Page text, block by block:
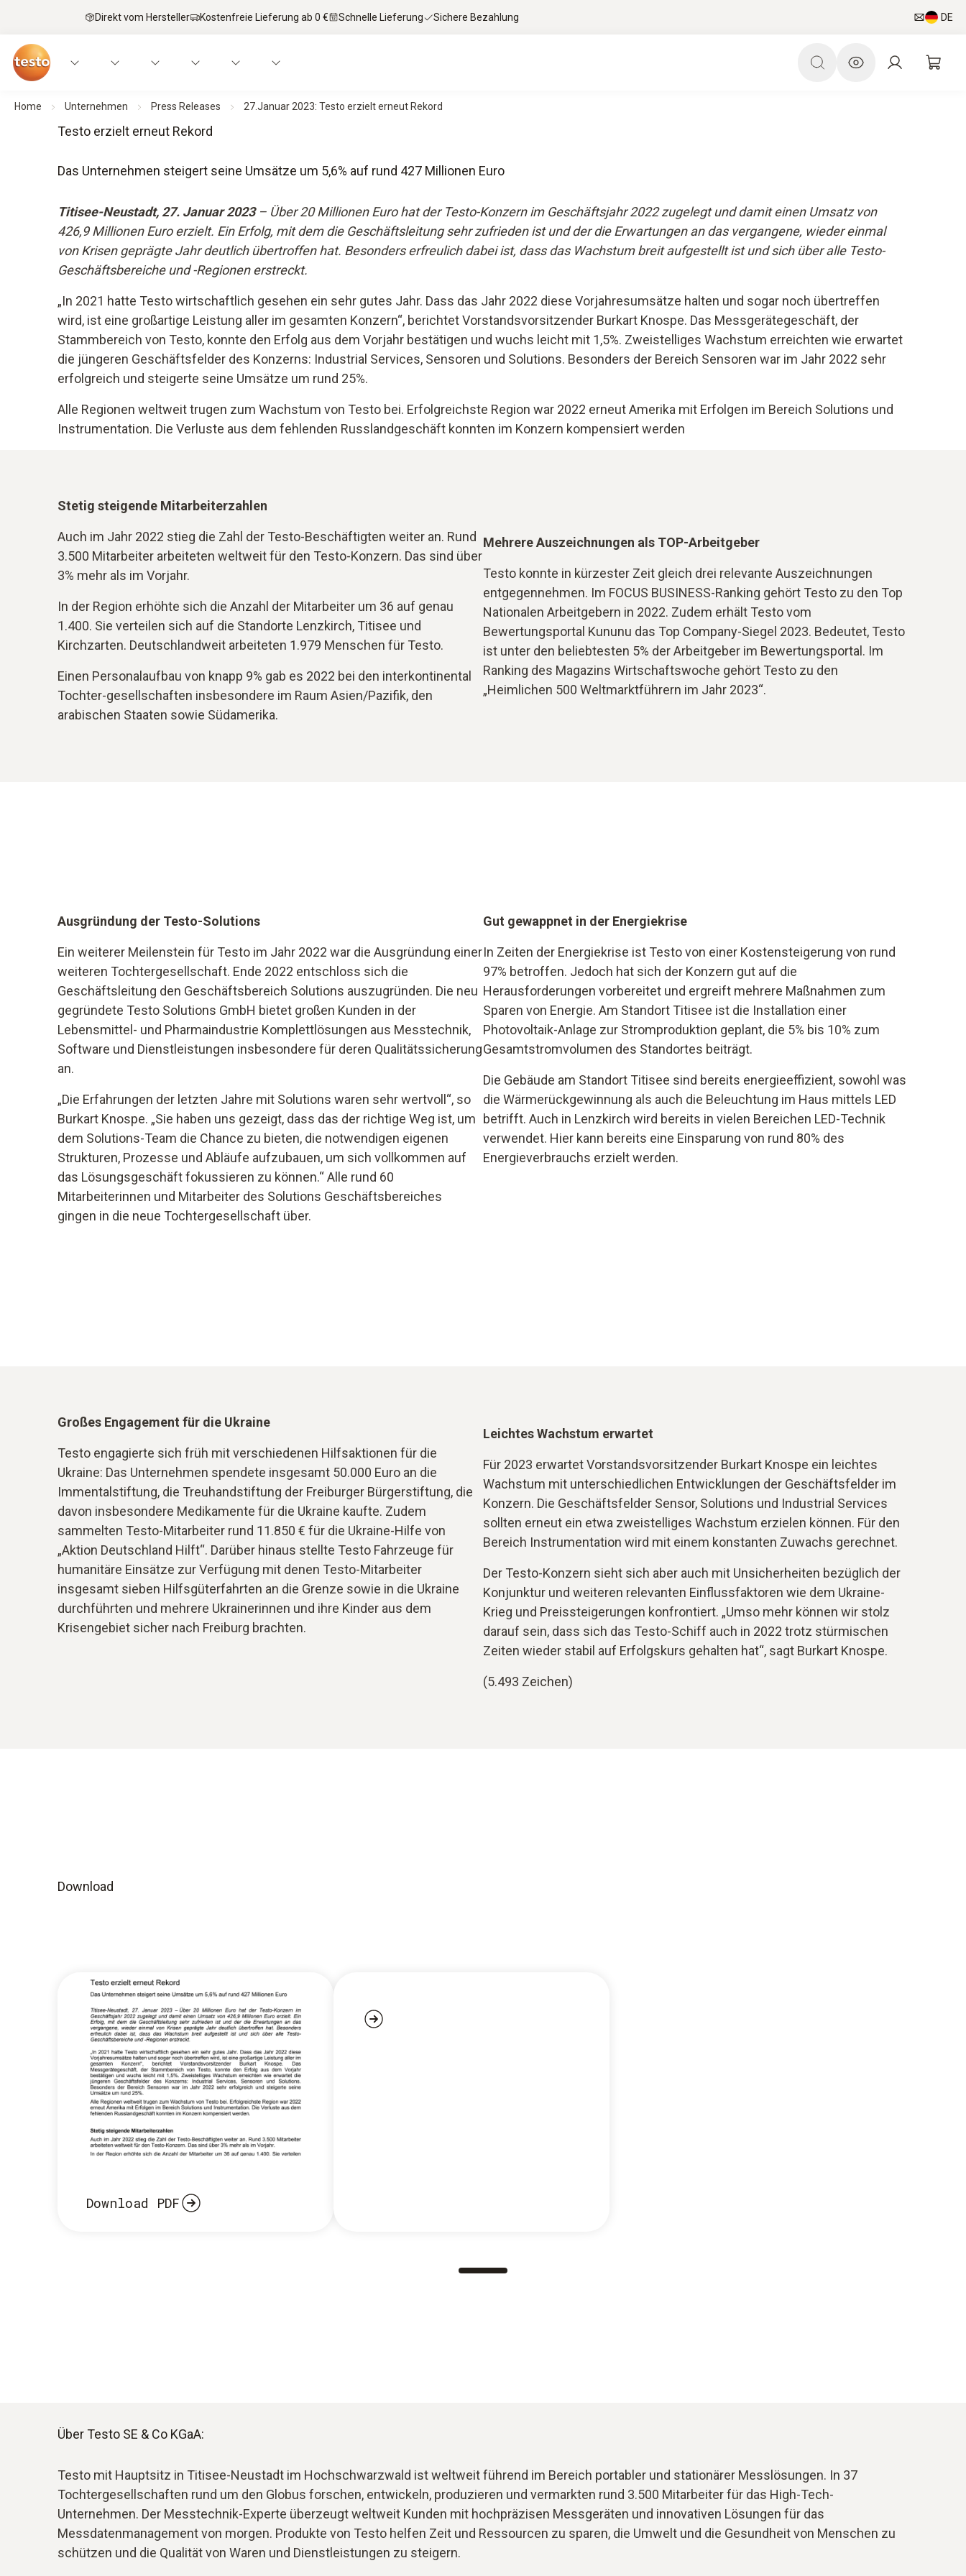
Direkt vom Hersteller Kostenfreie Lieferung ab 0 € Schnelle Lieferung Sichere Bezahlung DE
Home Unternehmen Press Releases 27.Januar 2023: Testo erzielt erneut Rekord
Testo erzielt erneut Rekord
Das Unternehmen steigert seine Umsätze um 5,6% auf rund 427 Millionen Euro
Titisee-Neustadt, 27. Januar 2023– Über 20 Millionen Euro hat der Testo-Konzern im Geschäftsjahr 2022 zugelegt und damit einen Umsatz von
426,9 Millionen Euro erzielt. Ein Erfolg, mit dem die Geschäftsleitung sehr zufrieden ist und der die Erwartungen an das vergangene, wieder einmal
von Krisen geprägte Jahr deutlich übertroffen hat. Besonders erfreulich dabei ist, dass das Wachstum breit aufgestellt ist und sich über alle Testo-
Geschäftsbereiche und -Regionen erstreckt.
„In 2021 hatte Testo wirtschaftlich gesehen ein sehr gutes Jahr. Dass das Jahr 2022 diese Vorjahresumsätze halten und sogar noch übertreffen
wird, ist eine großartige Leistung aller im gesamten Konzern“, berichtet Vorstandsvorsitzender Burkart Knospe. Das Messgerätegeschäft, der
Stammbereich von Testo, konnte den Erfolg aus dem Vorjahr bestätigen und wuchs leicht mit 1,5%. Zweistelliges Wachstum erreichten wie erwartet
die jüngeren Geschäftsfelder des Konzerns: Industrial Services, Sensoren und Solutions. Besonders der Bereich Sensoren war im Jahr 2022 sehr
erfolgreich und steigerte seine Umsätze um rund 25%.
Alle Regionen weltweit trugen zum Wachstum von Testo bei. Erfolgreichste Region war 2022 erneut Amerika mit Erfolgen im Bereich Solutions und
Instrumentation. Die Verluste aus dem fehlenden Russlandgeschäft konnten im Konzern kompensiert werden
Stetig steigende Mitarbeiterzahlen
Auch im Jahr 2022 stieg die Zahl der Testo-Beschäftigten weiter an. Rund
3.500 Mitarbeiter arbeiteten weltweit für den Testo-Konzern. Das sind über
3% mehr als im Vorjahr.
In der Region erhöhte sich die Anzahl der Mitarbeiter um 36 auf genau
1.400. Sie verteilen sich auf die Standorte Lenzkirch, Titisee und
Kirchzarten. Deutschlandweit arbeiteten 1.979 Menschen für Testo.
Einen Personalaufbau von knapp 9% gab es 2022 bei den interkontinental
Tochter-gesellschaften insbesondere im Raum Asien/Pazifik, den
arabischen Staaten sowie Südamerika.
Mehrere Auszeichnungen als TOP-Arbeitgeber
Testo konnte in kürzester Zeit gleich drei relevante Auszeichnungen
entgegennehmen. Im FOCUS BUSINESS-Ranking gehört Testo zu den Top
Nationalen Arbeitgebern in 2022. Zudem erhält Testo vom
Bewertungsportal Kununu das Top Company-Siegel 2023. Bedeutet, Testo
ist unter den beliebtesten 5% der Arbeitgeber im Bewertungsportal. Im
Ranking des Magazins Wirtschaftswoche gehört Testo zu den
„Heimlichen 500 Weltmarktführern im Jahr 2023“.
Gut gewappnet in der Energiekrise
In Zeiten der Energiekrise ist Testo von einer Kostensteigerung von rund
97% betroffen. Jedoch hat sich der Konzern gut auf die
Herausforderungen vorbereitet und ergreift mehrere Maßnahmen zum
Sparen von Energie. Am Standort Titisee ist die Installation einer
Photovoltaik-Anlage zur Stromproduktion geplant, die 5% bis 10% zum
Gesamtstromvolumen des Standortes beiträgt.
Die Gebäude am Standort Titisee sind bereits energieeffizient, sowohl was
die Wärmerückgewinnung als auch die Beleuchtung im Haus mittels LED
betrifft. Auch in Lenzkirch wird bereits in vielen Bereichen LED-Technik
verwendet. Hier kann bereits eine Einsparung von rund 80% des
Energieverbrauchs erzielt werden.
Ausgründung der Testo-Solutions
Ein weiterer Meilenstein für Testo im Jahr 2022 war die Ausgründung einer
weiteren Tochtergesellschaft. Ende 2022 entschloss sich die
Geschäftsleitung den Geschäftsbereich Solutions auszugründen. Die neu
gegründete Testo Solutions GmbH bietet großen Kunden in der
Lebensmittel- und Pharmaindustrie Komplettlösungen aus Messtechnik,
Software und Dienstleistungen insbesondere für deren Qualitätssicherung
an.
„Die Erfahrungen der letzten Jahre mit Solutions waren sehr wertvoll“, so
Burkart Knospe. „Sie haben uns gezeigt, dass das der richtige Weg ist, um
dem Solutions-Team die Chance zu bieten, die notwendigen eigenen
Strukturen, Prozesse und Abläufe aufzubauen, um sich vollkommen auf
das Lösungsgeschäft fokussieren zu können.“ Alle rund 60
Mitarbeiterinnen und Mitarbeiter des Solutions Geschäftsbereiches
gingen in die neue Tochtergesellschaft über.
Großes Engagement für die Ukraine
Testo engagierte sich früh mit verschiedenen Hilfsaktionen für die
Ukraine: Das Unternehmen spendete insgesamt 50.000 Euro an die
Immentalstiftung, die Treuhandstiftung der Freiburger Bürgerstiftung, die
davon insbesondere Medikamente für die Ukraine kaufte. Zudem
sammelten Testo-Mitarbeiter rund 11.850 € für die Ukraine-Hilfe von
„Aktion Deutschland Hilft“. Darüber hinaus stellte Testo Fahrzeuge für
humanitäre Einsätze zur Verfügung mit denen Testo-Mitarbeiter
insgesamt sieben Hilfsgüterfahrten an die Grenze sowie in die Ukraine
durchführten und mehrere Ukrainerinnen und ihre Kinder aus dem
Krisengebiet sicher nach Freiburg brachten.
Leichtes Wachstum erwartet
Für 2023 erwartet Vorstandsvorsitzender Burkart Knospe ein leichtes
Wachstum mit unterschiedlichen Entwicklungen der Geschäftsfelder im
Konzern. Die Geschäftsfelder Sensor, Solutions und Industrial Services
sollten erneut ein etwa zweistelliges Wachstum erzielen können. Für den
Bereich Instrumentation wird mit einem konstanten Zuwachs gerechnet.
Der Testo-Konzern sieht sich aber auch mit Unsicherheiten bezüglich der
Konjunktur und weiteren relevanten Einflussfaktoren wie dem Ukraine-
Krieg und Preissteigerungen konfrontiert. „Umso mehr können wir stolz
darauf sein, dass sich das Testo-Schiff auch in 2022 trotz stürmischen
Zeiten wieder stabil auf Erfolgskurs gehalten hat“, sagt Burkart Knospe.
(5.493 Zeichen)
Download
Download PDF
Über Testo SE & Co KGaA:
Testo mit Hauptsitz in Titisee-Neustadt im Hochschwarzwald ist weltweit führend im Bereich portabler und stationärer Messlösungen. In 37
Tochtergesellschaften rund um den Globus forschen, entwickeln, produzieren und vermarkten rund 3.500 Mitarbeiter für das High-Tech-
Unternehmen. Der Messtechnik-Experte überzeugt weltweit Kunden mit hochpräzisen Messgeräten und innovativen Lösungen für das
Messdatenmanagement von morgen. Produkte von Testo helfen Zeit und Ressourcen zu sparen, die Umwelt und die Gesundheit von Menschen zu
schützen und die Qualität von Waren und Dienstleistungen zu steigern.